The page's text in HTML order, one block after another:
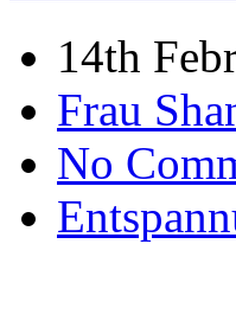
14th
Frau
No